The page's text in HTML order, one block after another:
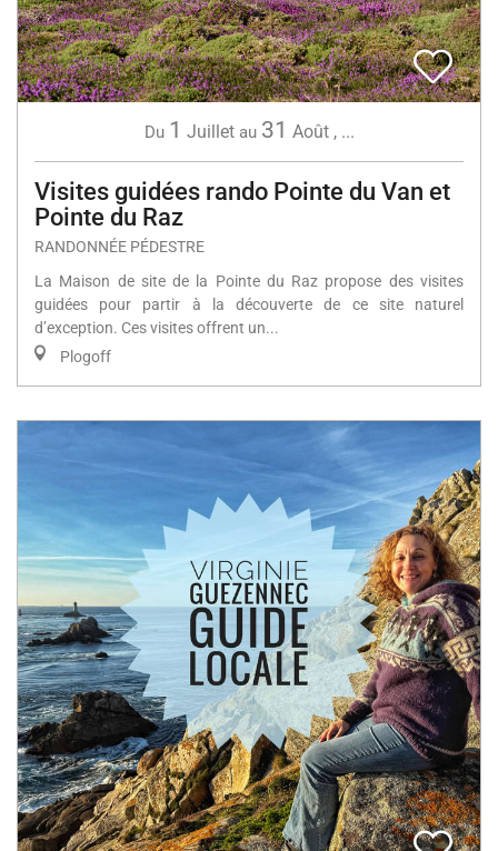
Du 1 Juillet au 31 Août, ...
Visites guidées rando Pointe du Van et
Pointe du Raz
RANDONNÉE PÉDESTRE
La Maison de site de la Pointe du Raz propose des visites
guidées pour partir à la découverte de ce site naturel
d’exception. Ces visites offrent un...
Plogoff